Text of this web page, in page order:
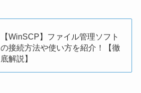
【WinSCP】ファイル管理ソフト
の接続方法や使い方を紹介！【徹
底解説】